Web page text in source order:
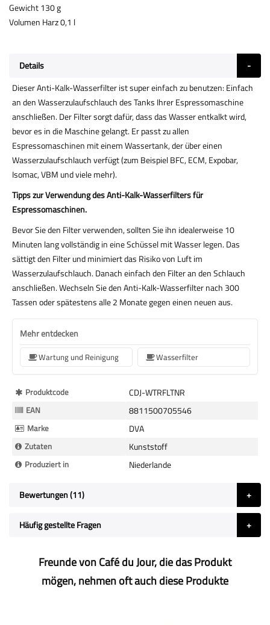
Gewicht 130 g
Volumen Harz 0,1 l
Details
Dieser Anti-Kalk-Wasserfilter ist super einfach zu benutzen: Einfach
an den Wasserzulaufschlauch des Tanks Ihrer Espressomaschine
anschließen. Der Filter sorgt dafür, dass das Wasser entkalkt wird,
bevor es in die Maschine gelangt. Er passt zu allen
Espressomaschinen mit einem Wassertank, der über einen
Wasserzulaufschlauch verfügt (zum Beispiel BFC, ECM, Expobar,
Isomac, VBM und viele mehr).
Tipps zur Verwendung des Anti-Kalk-Wasserfilters für
Espressomaschinen.
Bevor Sie den Filter verwenden, sollten Sie ihn idealerweise 10
Minuten lang vollständig in eine Schüssel mit Wasser legen. Das
sättigt den Filter und minimiert das Risiko von Luft im
Wasserzulaufschlauch. Danach einfach den Filter an den Schlauch
anschließen. Wechseln Sie den Anti-Kalk-Wasserfilter nach 300
Tassen oder spätestens alle 2 Monate gegen einen neuen aus.
Mehr entdecken
Wartung und Reinigung Wasserfilter
Mehr
Informationen
Produktcode CDJ-WTRFLTNR
EAN 8811500705546
Marke DVA
Zutaten Kunststoff
Produziert in Niederlande
Bewertungen 11
Häufig gestellte Fragen
Freunde von Café du Jour, die das Produkt
mögen, nehmen oft auch diese Produkte